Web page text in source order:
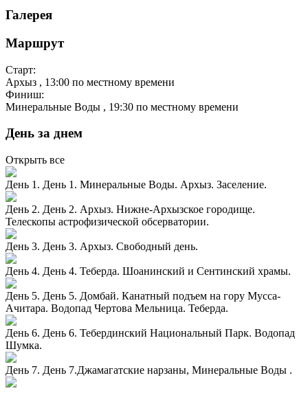
Галерея
Маршрут
Старт:
Архыз , 13:00 по местному времени
Финиш:
Минеральные Воды , 19:30 по местному времени
День за днем
Открыть все
День 1. День 1. Минеральные Воды. Архыз. Заселение.
День 2. День 2. Архыз. Нижне-Архызское городище.
Телескопы астрофизической обсерватории.
День 3. День 3. Архыз. Свободный день.
День 4. День 4. Теберда. Шоанинский и Сентинский храмы.
День 5. День 5. Домбай. Канатный подъем на гору Мусса-
Ачитара. Водопад Чертова Мельница. Теберда.
День 6. День 6. Тебердинский Национальный Парк. Водопад
Шумка.
День 7. День 7.Джамагатские нарзаны, Минеральные Воды .